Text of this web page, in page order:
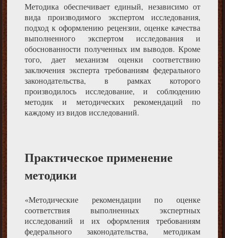
Методика обеспечивает единый, независимо от
вида производимого экспертом исследования,
подход к оформлению рецензии, оценке качества
выполненного экспертом исследования и
обоснованности полученных им выводов. Кроме
того, дает механизм оценки соответствию
заключения эксперта требованиям федерального
законодательства, в рамках которого
производилось исследование, и соблюдению
методик и методических рекомендаций по
каждому из видов исследований.
Практическое применение
методики
«Методические рекомендации по оценке
соответствия выполненных экспертных
исследований и их оформления требованиям
федерального законодательства, методикам